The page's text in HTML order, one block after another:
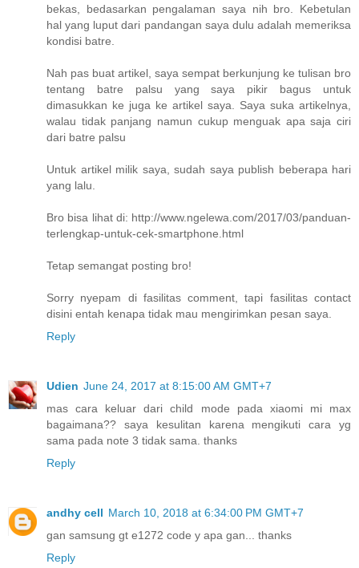
bekas, bedasarkan pengalaman saya nih bro. Kebetulan
hal yang luput dari pandangan saya dulu adalah memeriksa
kondisi batre.
Nah pas buat artikel, saya sempat berkunjung ke tulisan bro
tentang batre palsu yang saya pikir bagus untuk
dimasukkan ke juga ke artikel saya. Saya suka artikelnya,
walau tidak panjang namun cukup menguak apa saja ciri
dari batre palsu
Untuk artikel milik saya, sudah saya publish beberapa hari
yang lalu.
Bro bisa lihat di: http://www.ngelewa.com/2017/03/panduan-
terlengkap-untuk-cek-smartphone.html
Tetap semangat posting bro!
Sorry nyepam di fasilitas comment, tapi fasilitas contact
disini entah kenapa tidak mau mengirimkan pesan saya.
Reply
Udien June 24, 2017 at 8:15:00 AM GMT+7
mas cara keluar dari child mode pada xiaomi mi max
bagaimana?? saya kesulitan karena mengikuti cara yg
sama pada note 3 tidak sama. thanks
Reply
andhy cell March 10, 2018 at 6:34:00 PM GMT+7
gan samsung gt e1272 code y apa gan... thanks
Reply